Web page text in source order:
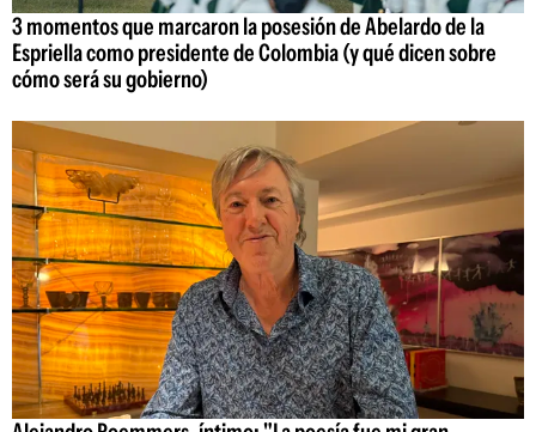
3 momentos que marcaron la posesión de Abelardo de la
Espriella como presidente de Colombia (y qué dicen sobre
cómo será su gobierno)